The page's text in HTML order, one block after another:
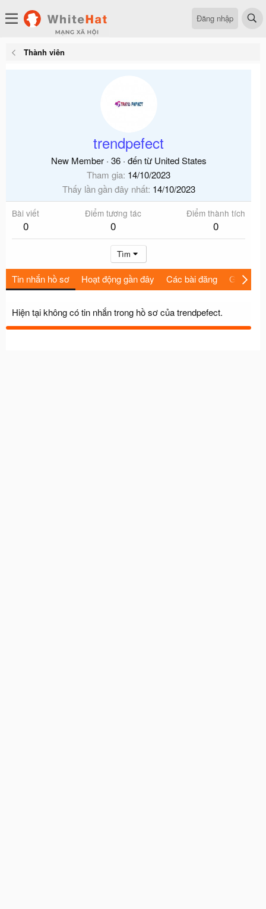
Đăng nhập
Thành viên
trendpefect
New Member · 36 · đến từ United States
Tham gia 14/10/2023
Thấy lần gần đây nhất 14/10/2023
Bài viết
0
Điểm tương tác
0
Điểm thành tích
0
Tìm
Tin nhắn hồ sơ Hoạt động gần đây Các bài đăng Giới thiệu
Hiện tại không có tin nhắn trong hồ sơ của trendpefect.